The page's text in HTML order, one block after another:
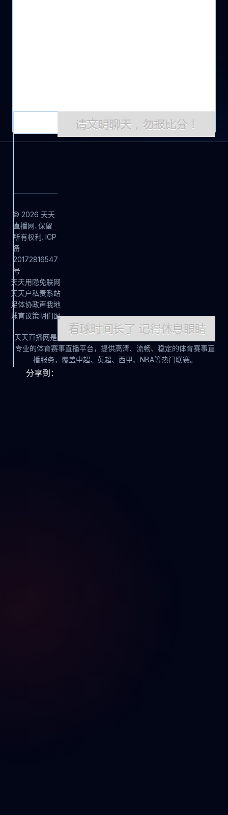
分享到：
© 2026 天天
直播网. 保留
所有权利. ICP
备
20172816547
号
天
天
足
球
天
天
体
育
用
户
协
议
隐
私
政
策
免
责
声
明
联
系
我
们
网
站
地
图
天天直播网是
专业的体育赛事直播平台，提供高清、流畅、稳定的体育赛事直
播服务，覆盖中超、英超、西甲、NBA等热门联赛。